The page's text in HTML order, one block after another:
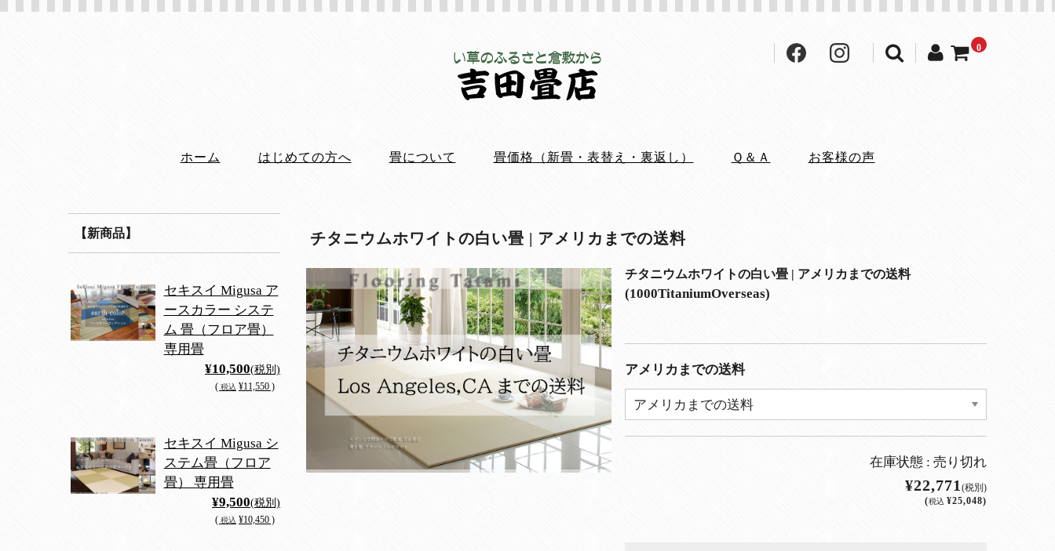
0
ホーム はじめての方へ 畳について 畳価格（新畳・表替え・裏返し） Ｑ＆Ａ お客様の声
チタニウムホワイトの白い畳 | アメリカまでの送料
チタニウムホワイトの白い畳 | アメリカまでの送料
(1000TitaniumOverseas)
アメリカまでの送料
在庫状態 : 売り切れ
¥22,771 (税別)
(税込 ¥25,048)
【新商品】
セキスイ Migusa ア
ースカラー システ
ム 畳（フロア畳）
専用畳
¥10,500(税別)
( 税込 ¥11,550 )
セキスイ Migusa シ
ステム畳（フロア
畳） 専用畳
¥9,500(税別)
( 税込 ¥10,450 )